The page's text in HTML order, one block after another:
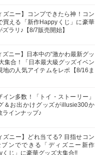
ズニー】コンプできたら神！コン
買える「新作Happyくじ」に豪華
ズラリ♪【8/7販売開始】
ズニー】日本中の“激かわ最新グッ
集合！「日本最大級グッズイベン
地の人気アイテムをレポ【8/16ま
イン多数！「トイ・ストーリー」
＆お出かけグッズがillusie300か
ラインナップ♪
ズニー】どれ当てる? 目指せコン
ブンでできる「ディズニー新作
くじ」に豪華グッズ大集合!!